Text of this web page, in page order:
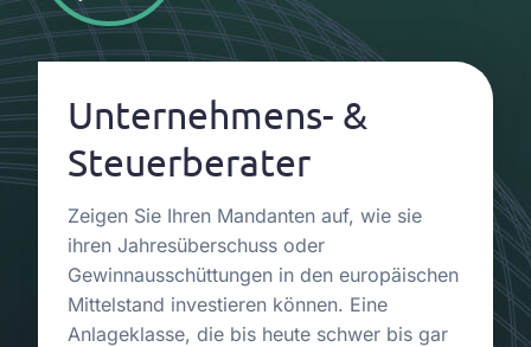
Unternehmens- &
Steuerberater
Zeigen Sie Ihren Mandanten auf, wie sie
ihren Jahresüberschuss oder
Gewinnausschüttungen in den europäischen
Mittelstand investieren können. Eine
Anlageklasse, die bis heute schwer bis gar